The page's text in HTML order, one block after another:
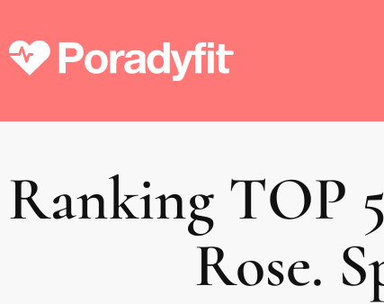
Ranking TOP
Rose.